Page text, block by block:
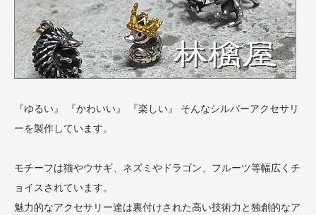
『ゆるい』 『かわいい』 『楽しい』 そんなシルバーアクセサリ
ーを製作しています。
モチーフは猫やウサギ、ネズミやドラゴン、フルーツ等幅広くチ
ョイスされています。
魅力的なアクセサリー達は裏付けされた高い技術力と独創的なア